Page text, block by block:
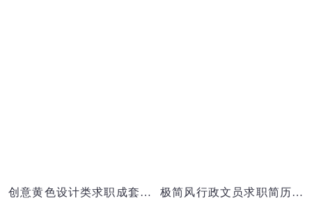
创意黄色设计类求职成套个人简历Word模板
极简风行政文员求职简历个人简历简历word模板